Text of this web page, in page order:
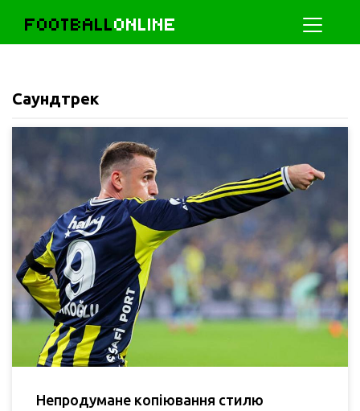
FOOTBALLONLINE
Саундтрек
Непродумане копіювання стилю